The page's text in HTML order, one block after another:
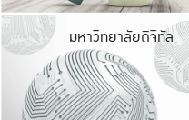
มหาวิทยาลัยดิจิทัล